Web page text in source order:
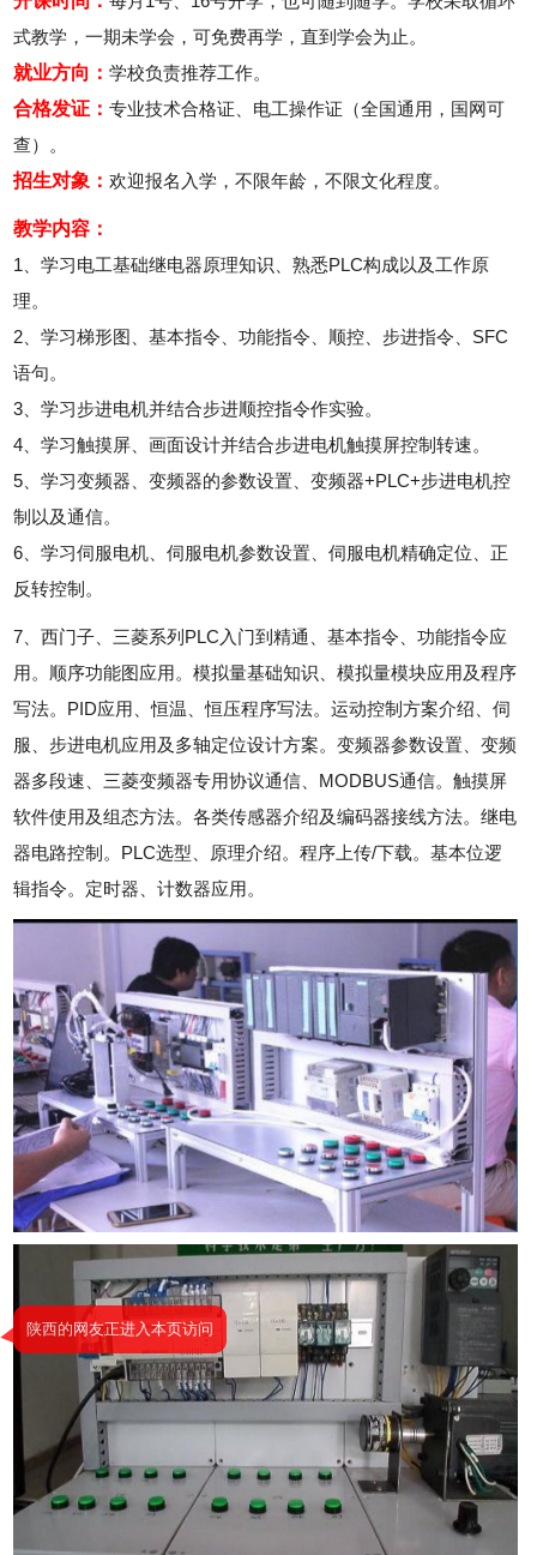
式教学，一期未学会，可免费再学，直到学会为止。
就业方向：学校负责推荐工作。
合格发证：专业技术合格证、电工操作证（全国通用，国网可
查）。
招生对象：欢迎报名入学，不限年龄，不限文化程度。
教学内容：
1、学习电工基础继电器原理知识、熟悉PLC构成以及工作原
理。
2、学习梯形图、基本指令、功能指令、顺控、步进指令、SFC
语句。
3、学习步进电机并结合步进顺控指令作实验。
4、学习触摸屏、画面设计并结合步进电机触摸屏控制转速。
5、学习变频器、变频器的参数设置、变频器+PLC+步进电机控
制以及通信。
6、学习伺服电机、伺服电机参数设置、伺服电机精确定位、正
反转控制。
7、西门子、三菱系列PLC入门到精通、基本指令、功能指令应
用。顺序功能图应用。模拟量基础知识、模拟量模块应用及程序
写法。PID应用、恒温、恒压程序写法。运动控制方案介绍、伺
服、步进电机应用及多轴定位设计方案。变频器参数设置、变频
器多段速、三菱变频器专用协议通信、MODBUS通信。触摸屏
软件使用及组态方法。各类传感器介绍及编码器接线方法。继电
器电路控制。PLC选型、原理介绍。程序上传/下载。基本位逻
辑指令。定时器、计数器应用。